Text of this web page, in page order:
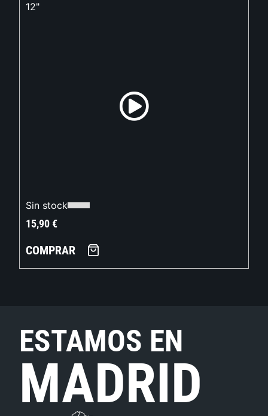
12"
Sin stock
15,90€
COMPRAR
ESTAMOS EN
MADRID